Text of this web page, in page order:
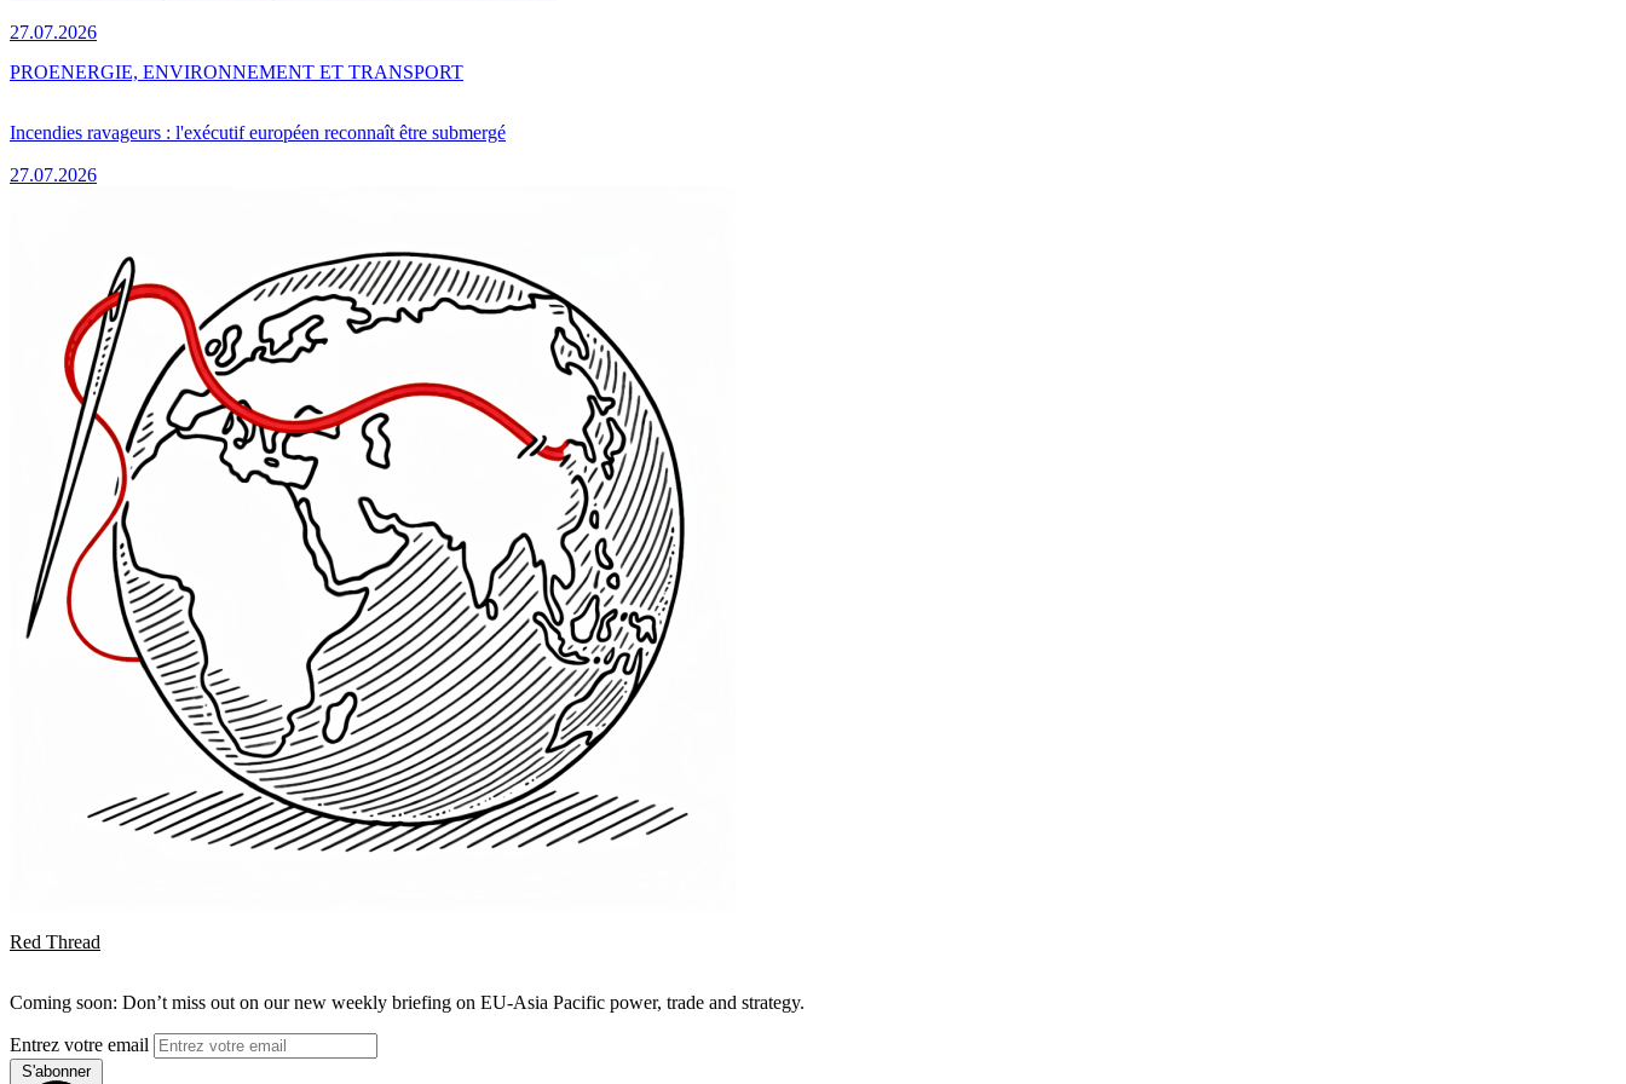
27.07.2026
Incendies ravageurs : l'exécutif européen reconnaît être submergé
27.07.2026
PROENERGIE, ENVIRONNEMENT ET TRANSPORT
Red Thread
Coming soon: Don’t miss out on our new weekly briefing on EU-Asia Pacific power, trade and strategy.
Entrez votre email
S'abonner